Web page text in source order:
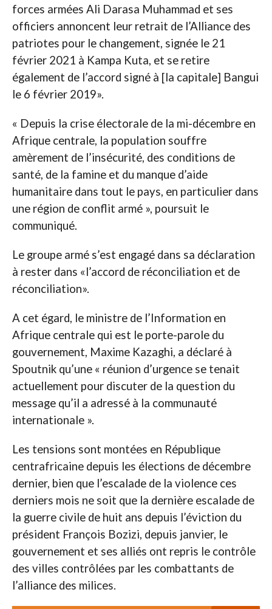
forces armées Ali Darasa Muhammad et ses
officiers annoncent leur retrait de l’Alliance des
patriotes pour le changement, signée le 21
février 2021 à Kampa Kuta, et se retire
également de l’accord signé à [la capitale] Bangui
le 6 février 2019».
« Depuis la crise électorale de la mi-décembre en
Afrique centrale, la population souffre
amèrement de l’insécurité, des conditions de
santé, de la famine et du manque d’aide
humanitaire dans tout le pays, en particulier dans
une région de conflit armé », poursuit le
communiqué.
Le groupe armé s’est engagé dans sa déclaration
à rester dans «l’accord de réconciliation et de
réconciliation».
A cet égard, le ministre de l’Information en
Afrique centrale qui est le porte-parole du
gouvernement, Maxime Kazaghi, a déclaré à
Spoutnik qu’une « réunion d’urgence se tenait
actuellement pour discuter de la question du
message qu’il a adressé à la communauté
internationale ».
Les tensions sont montées en République
centrafricaine depuis les élections de décembre
dernier, bien que l’escalade de la violence ces
derniers mois ne soit que la dernière escalade de
la guerre civile de huit ans depuis l’éviction du
président François Bozizi, depuis janvier, le
gouvernement et ses alliés ont repris le contrôle
des villes contrôlées par les combattants de
l’alliance des milices.